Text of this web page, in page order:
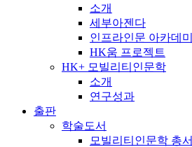
소개
세부아젠다
인프라인문 아카데미
HK움 프로젝트
HK+ 모빌리티인문학
소개
연구성과
출판
학술도서
모빌리티인문학 총서